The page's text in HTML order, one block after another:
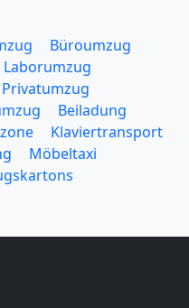
Büroumzug
Laborumzug
Privatumzug
Beiladung
Klaviertransport
Möbeltaxi